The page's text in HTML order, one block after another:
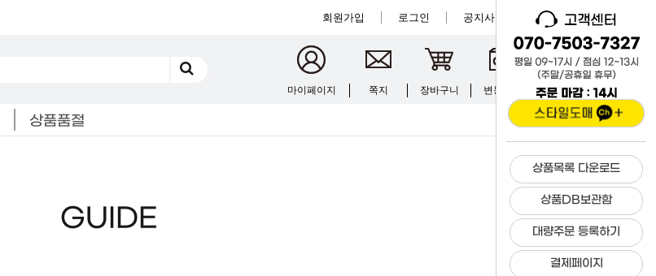
회원가입 로그인 공지사항 크루입점
마이페이지 쪽지 장바구니 변동현황 문의하기
상품품절
상품목록 다운로드
상품DB보관함
대량주문 등록하기
결제페이지
GUIDE